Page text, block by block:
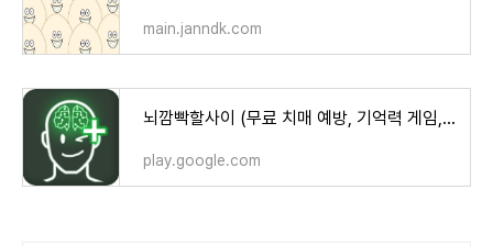
main.janndk.com
뇌깜빡할사이 (무료 치매 예방, 기억력 게임, 뇌훈련) - Google Play 앱
play.google.com